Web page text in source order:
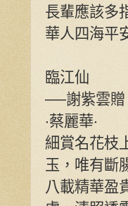
長輩應該多
華人四海平
臨江仙
──謝紫雲贈
‧蔡麗華‧
細賞名花枝
玉，唯有斷
八載精華盈